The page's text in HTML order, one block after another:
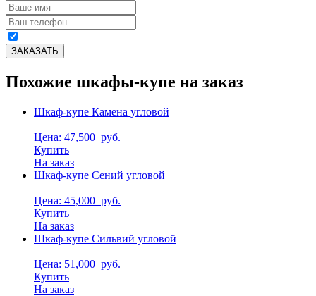
Похожие шкафы-купе на заказ
Шкаф-купе Камена угловой
Цена: 47,500 руб.
Купить
На заказ
Шкаф-купе Сений угловой
Цена: 45,000 руб.
Купить
На заказ
Шкаф-купе Сильвий угловой
Цена: 51,000 руб.
Купить
На заказ